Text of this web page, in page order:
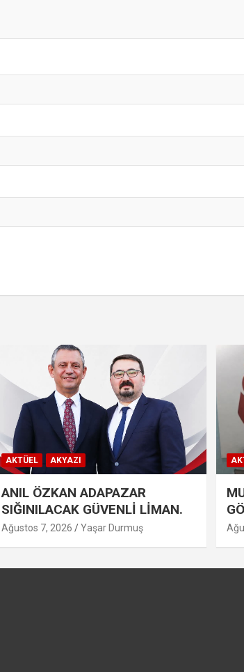
AKTÜEL AKYAZI
ANIL ÖZKAN ADAPAZAR
SIĞINILACAK GÜVENLİ LİMAN.
Ağustos 7, 2026 Yaşar Durmuş